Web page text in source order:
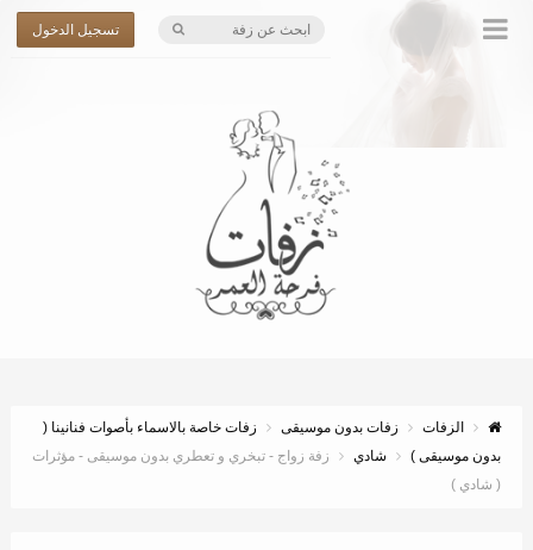
تسجيل الدخول
الزفات زفات بدون موسيقى
زفات خاصة بالاسماء بأصوات فنانينا (
بدون موسيقى )
شادي
زفة زواج - تبخري و تعطري بدون موسيقى - مؤثرات
( شادي )